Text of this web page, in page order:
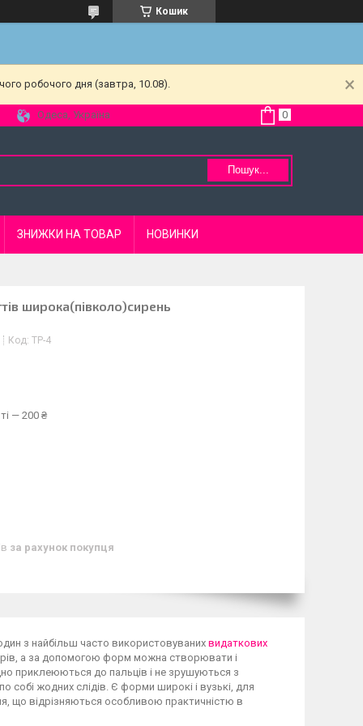
Кошик
робочого дня (завтра, 10.08).
Одеса, Україна
Пошук...
ЗНИЖКИ НА ТОВАР НОВИНКИ
широка(півколо)сирень
Код: TP-4
— 200 ₴
за рахунок покупця
з найбільш часто використовуваних видаткових
а за допомогою форм можна створювати і
приклеюються до пальців і не зрушуються з
собі жодних слідів. Є форми широкі і вузькі, для
що відрізняються особливою практичністю в